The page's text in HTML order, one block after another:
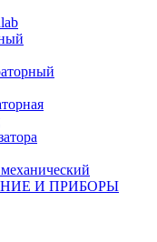
И ПРИБОРЫ